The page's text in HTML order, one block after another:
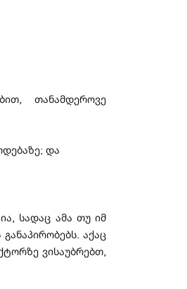
თანამდეროვე
და
სადაც ამა თუ იმ
აქაც
ვისაუბრებთ,